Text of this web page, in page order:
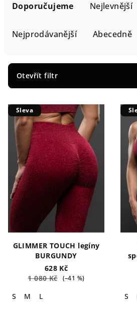
o
d
Doporučujeme Nejlevnější
Nejprodávanější Abecedně
Otevřít filtr
V
ý
o
d
u
Sleva
GLIMMER TOUCH legíny
BURGUNDY
628 Kč
1 080 Kč
(–41 %)
S M L S